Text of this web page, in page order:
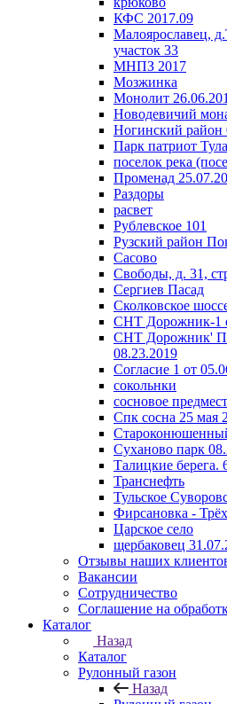
КФС 2017.09
Малоярославец,
участок 33
МНПЗ 2017
Мозжинка
Монолит
Новодевичий
Ногинский район
Парк патриот Тула
поселок река
Променад
Раздоры
расвет
Рублевское 101
Рузский район
Сасово
Свободы, д. 31,
Сергиев Пасад
Сколковское
СНТ Дорожник-1
СНТ Дорожник'
08.23.2019
Согласие 1 от
сокольнки
сосновое
Спк сосна 25 мая
Суханово парк
Талицкие берега.
Транснефть
Тульское
Фирсановка -
Царское село
щербаковец
Отзывы наших
Вакансии
Сотрудничество
Соглашение на
Каталог
Назад
Каталог
Рулонный газон
Назад